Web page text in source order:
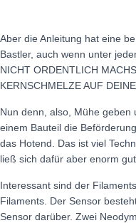
Aber die Anleitung hat eine
Bastler, auch wenn unter
NICHT ORDENTLICH
KERNSCHMELZE AUF
Nun denn, also, Mühe geben
einem Bauteil die
das Hotend. Das ist viel
ließ sich dafür aber enorm
Interessant sind der
Filaments. Der Sensor
Sensor darüber. Zwei